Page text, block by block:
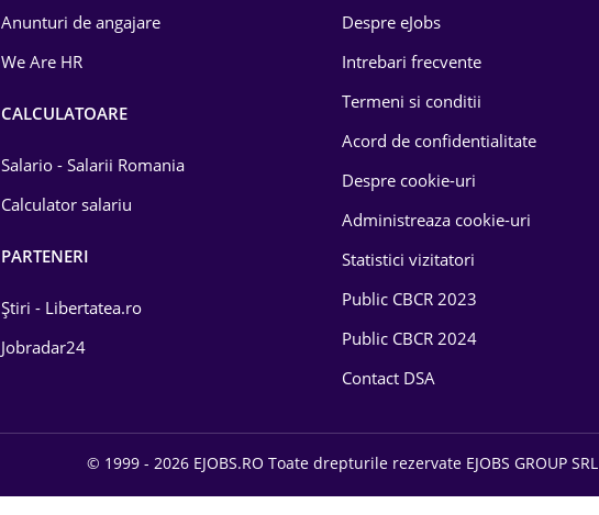
Anunturi de angajare
We Are HR
CALCULATOARE
Salario - Salarii Romania
Calculator salariu
PARTENERI
Știri - Libertatea.ro
Jobradar24
Despre eJobs
Intrebari frecvente
Termeni si conditii
Acord de confidentialitate
Despre cookie-uri
Administreaza cookie-uri
Statistici vizitatori
Public CBCR 2023
Public CBCR 2024
Contact DSA
© 1999 - 2026 EJOBS.RO Toate drepturile rezervate EJOBS GROUP SRL